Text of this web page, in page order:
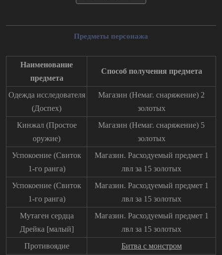
Предметы персонажа
Наименование
предмета
Способ получения предмета
Одежда исследователя
(Доспех)
Магазин (Немаг. снаряжение) 2
золотых
Кинжал (Простое
оружие)
Магазин (Немаг. снаряжение) 5
золотых
Успокоение (Свиток
1-го ранга)
Магазин. Расходуемый предмет 1
лвл за 15 золотых
Успокоение (Свиток
1-го ранга)
Магазин. Расходуемый предмет 1
лвл за 15 золотых
Мутаген сердца
Дрейка [малый]
Магазин. Расходуемый предмет 1
лвл за 15 золотых
Противоядие
Битва с монстром